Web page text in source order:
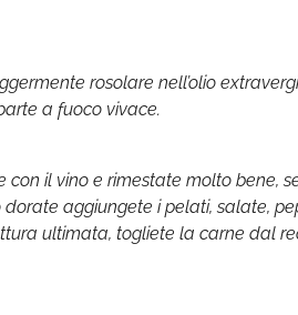
rosolare nell’olio
a fuoco vivace.
il vino e rimestate molto bene,
aggiungete i pelati, salate,
ultimata, togliete la carne dal